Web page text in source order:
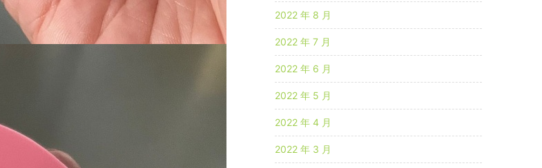
2022 年 8 月
2022 年 7 月
2022 年 6 月
2022 年 5 月
2022 年 4 月
2022 年 3 月